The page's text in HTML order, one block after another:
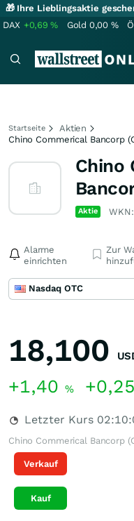
🎁 Ihre Lieblingsaktie
DAX +0,69% Gold 0,00 %
Startseite
Aktien
Chino Commerical Bancorp
Chino
Aktie
Alarme
einrichten
Zur
Nasdaq OTC
18,100
+1,40 %
Letzter Kurs
Chino Commerical Bancorp
Verkauf
Kauf